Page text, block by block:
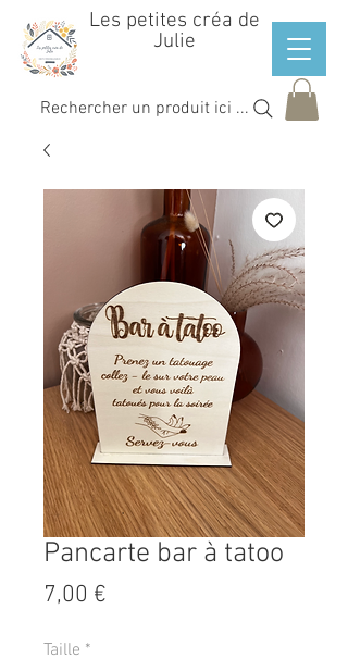
Les petites créa de
Julie
Rechercher un produit ici ...
Pancarte bar à tatoo
7,00 €
Taille *